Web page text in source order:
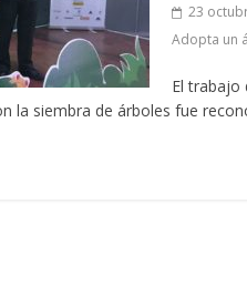
23
Adopta un
El trabajo
la siembra de árboles fue